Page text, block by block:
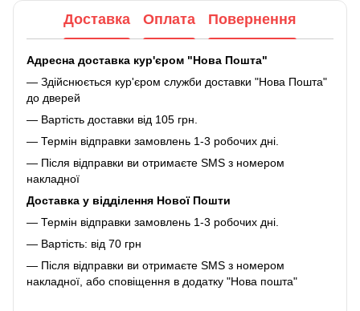
Доставка Оплата Повернення
Адресна доставка кур'єром "Нова Пошта"
— Здійснюється кур'єром служби доставки "Нова Пошта"
до дверей
— Вартість доставки від 105 грн.
— Термін відправки замовлень 1-3 робочих дні.
— Після відправки ви отримаєте SMS з номером
накладної
Доставка у відділення Нової Пошти
— Термін відправки замовлень 1-3 робочих дні.
— Вартість: від 70 грн
— Після відправки ви отримаєте SMS з номером
накладної, або сповіщення в додатку "Нова пошта"